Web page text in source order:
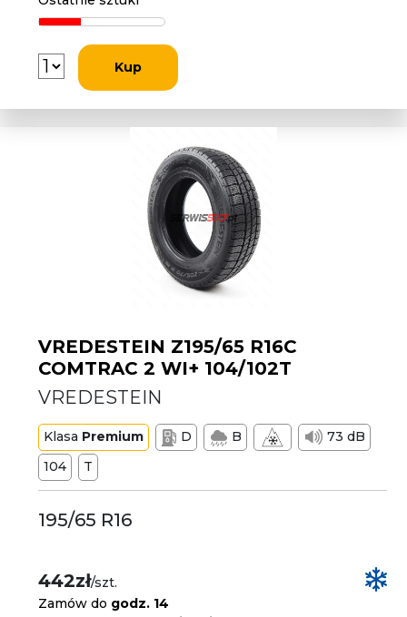
Kup
VREDESTEIN Z195/65 R16C
COMTRAC 2 WI+ 104/102T
VREDESTEIN
Klasa Premium D B
73 dB
104
T
195/65 R16
442zł/szt.
Zamów do godz. 14